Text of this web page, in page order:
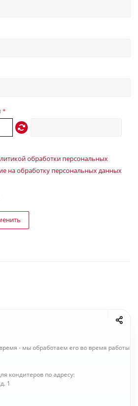
*
обработки персональных
на обработку персональных данных
- мы обработаем его во время работы
кондитеров по адресу:
1